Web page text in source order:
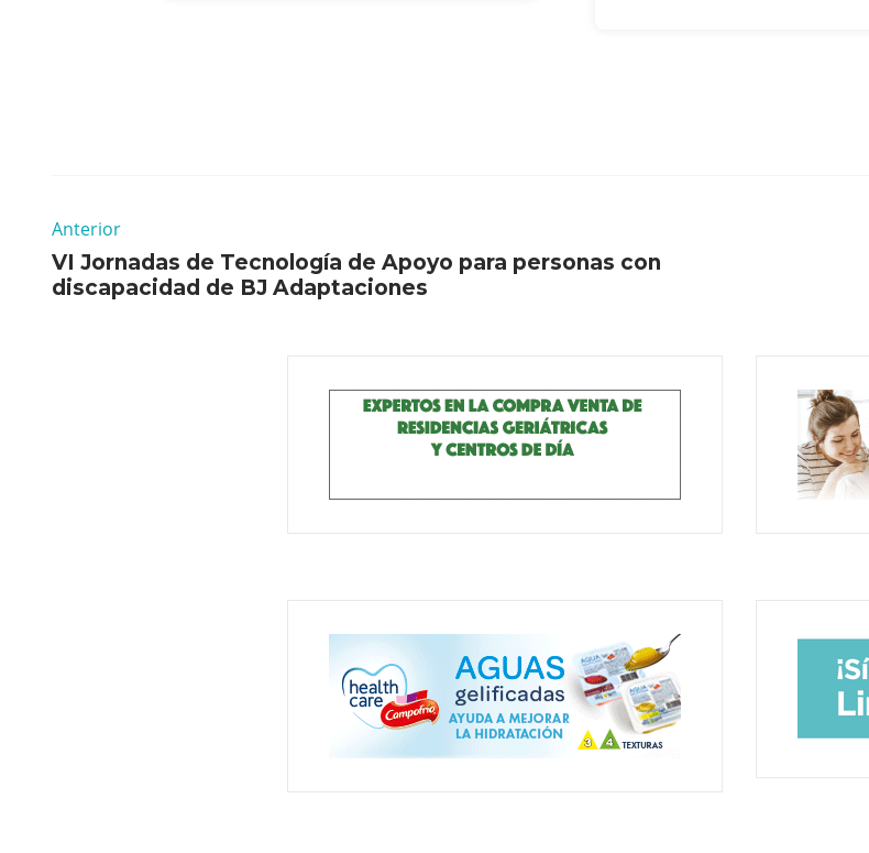
Anterior
VI Jornadas de Tecnología de Apoyo para personas con
discapacidad de BJ Adaptaciones